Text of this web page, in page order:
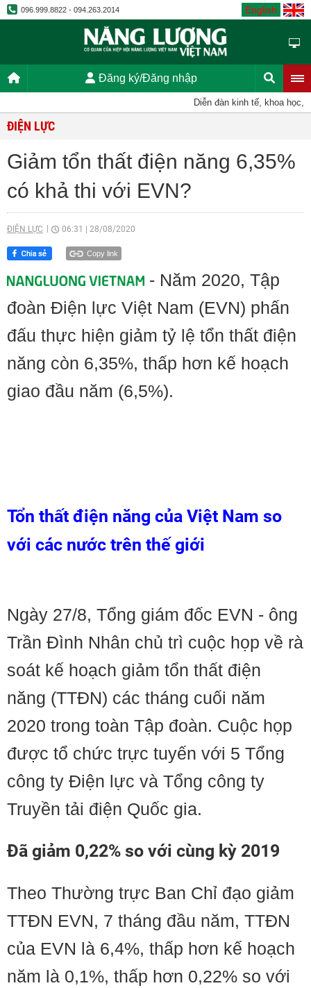
096.999.8822 - 094.263.2014 English
Đăng ký/Đăng nhập
Diễn đàn kinh tế, khoa học, kỹ
ĐIỆN LỰC
Giảm tổn thất điện năng 6,35%
có khả thi với EVN?
ĐIỆN LỰC 06:31 28/08/2020
Copy link
- Năm 2020, Tập
đoàn Điện lực Việt Nam (EVN) phấn
đấu thực hiện giảm tỷ lệ tổn thất điện
năng còn 6,35%, thấp hơn kế hoạch
giao đầu năm (6,5%).
Tổn thất điện năng của Việt Nam so
với các nước trên thế giới
Ngày 27/8, Tổng giám đốc EVN - ông
Trần Đình Nhân chủ trì cuộc họp về rà
soát kế hoạch giảm tổn thất điện
năng (TTĐN) các tháng cuối năm
2020 trong toàn Tập đoàn. Cuộc họp
được tổ chức trực tuyến với 5 Tổng
công ty Điện lực và Tổng công ty
Truyền tải điện Quốc gia.
Đã giảm 0,22% so với cùng kỳ 2019
Theo Thường trực Ban Chỉ đạo giảm
TTĐN EVN, 7 tháng đầu năm, TTĐN
của EVN là 6,4%, thấp hơn kế hoạch
năm là 0,1%, thấp hơn 0,22% so với